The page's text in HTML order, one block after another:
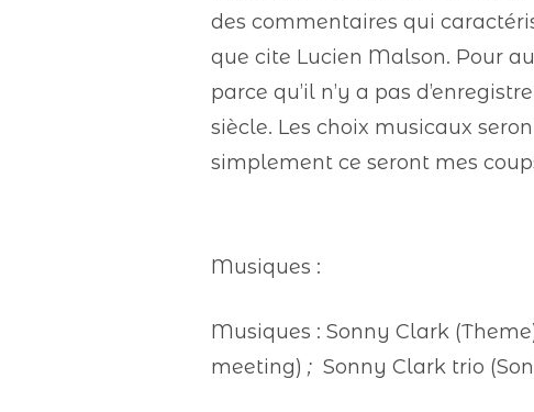
des commentaires qui
que cite Lucien Malson. Pour
parce qu’il n’y a pas
siècle. Les choix musicaux
simplement ce seront mes
Musiques :
Musiques : Sonny Clark
meeting) ; Sonny Clark trio